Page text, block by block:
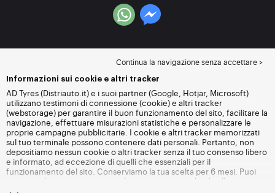
Continua la navigazione senza accettare >
Informazioni sui cookie e altri tracker
AD Tyres (Distriauto.it) e i suoi partner (Google, Hotjar, Microsoft)
utilizzano testimoni di connessione (cookie) e altri tracker
(webstorage) per garantire il buon funzionamento del sito, facilitare la
navigazione, effettuare misurazioni statistiche e personalizzare le
proprie campagne pubblicitarie. I cookie e altri tracker memorizzati
sul tuo terminale possono contenere dati personali. Pertanto, non
depositiamo nessun cookie o altri tracker senza il tuo consenso libero
e informato, ad eccezione di quelli che essenziali per il
funzionamento del sito. Conserviamo la tua scelta per 6 mesi. Puoi
revocare il tuo consenso in qualsiasi momento andando alla
dei cookie e altri tracker